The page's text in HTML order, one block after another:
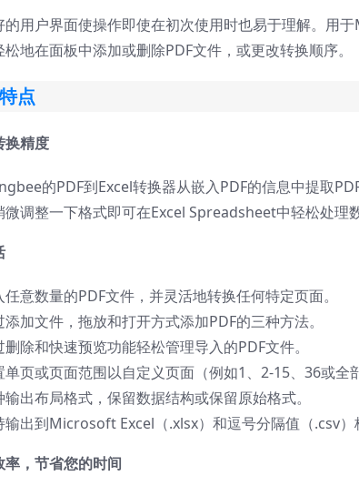
的用户界面使操作即使在初次使用时也易于理解。用
松地在面板中添加或删除PDF文件，或更改转换顺序。
点
换精度
的PDF到Excel转换器从嵌入PDF的信息中提取
微调整一下格式即可在Excel Spreadsheet中轻松处理
任意数量的PDF文件，并灵活地转换任何特定页面。
添加文件，拖放和打开方式添加PDF的三种方法。
删除和快速预览功能轻松管理导入的PDF文件。
单页或页面范围以自定义页面（例如1、2-15、36或全
输出布局格式，保留数据结构或保留原始格式。
输出到Microsoft Excel（.xlsx）和逗号分隔值（.csv）
率，节省您的时间